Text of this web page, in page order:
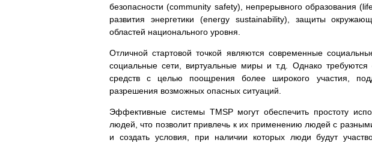
безопасности (community safety), непрерывного образования
развития энергетики (energy sustainability), защиты
областей национального уровня.
Отличной стартовой точкой являются современные
социальные сети, виртуальные миры и т.д. Однако
средств с целью поощрения более широкого участия,
разрешения возможных опасных ситуаций.
Эффективные системы TMSP могут обеспечить простоту
людей, что позволит привлечь к их применению людей с
и создать условия, при наличии которых люди будут